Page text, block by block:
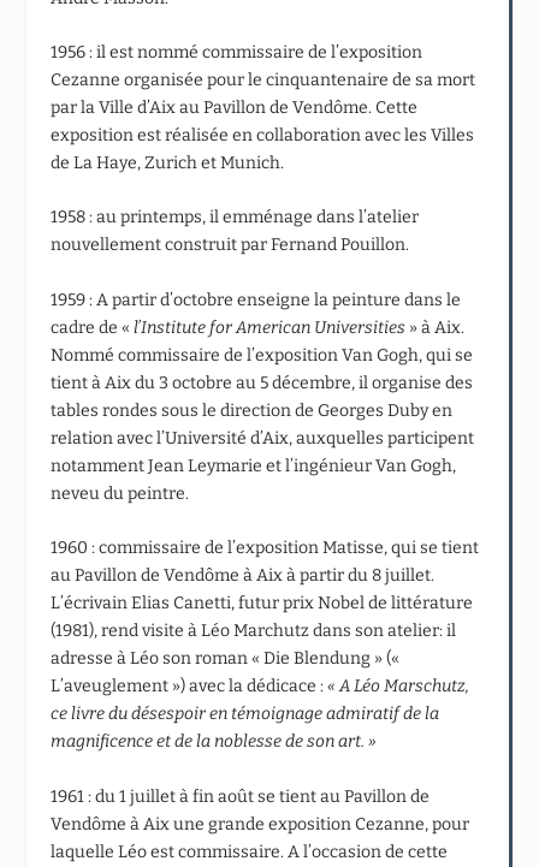
1956 : il est nommé commissaire de l’exposition
Cezanne organisée pour le cinquantenaire de sa mort
par la Ville d’Aix au Pavillon de Vendôme. Cette
exposition est réalisée en collaboration avec les Villes
de La Haye, Zurich et Munich.
1958 : au printemps, il emménage dans l’atelier
nouvellement construit par Fernand Pouillon.
1959 : A partir d’octobre enseigne la peinture dans le
cadre de «l’Institute for American Universities » à Aix.
Nommé commissaire de l’exposition Van Gogh, qui se
tient à Aix du 3 octobre au 5 décembre, il organise des
tables rondes sous le direction de Georges Duby en
relation avec l’Université d’Aix, auxquelles participent
notamment Jean Leymarie et l’ingénieur Van Gogh,
neveu du peintre.
1960 : commissaire de l’exposition Matisse, qui se tient
au Pavillon de Vendôme à Aix à partir du 8 juillet.
L’écrivain Elias Canetti, futur prix Nobel de littérature
(1981), rend visite à Léo Marchutz dans son atelier: il
adresse à Léo son roman « Die Blendung » («
L’aveuglement ») avec la dédicace :« A Léo Marschutz,
ce livre du désespoir entémoignage admiratif de la
magnificence et de la noblesse de son art. »
1961 : du 1 juillet à fin août se tient au Pavillon de
Vendôme à Aix une grande exposition Cezanne, pour
laquelle Léo est commissaire. A l’occasion de cette